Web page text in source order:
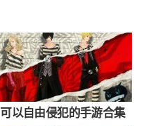
可以自由侵犯的手游合集